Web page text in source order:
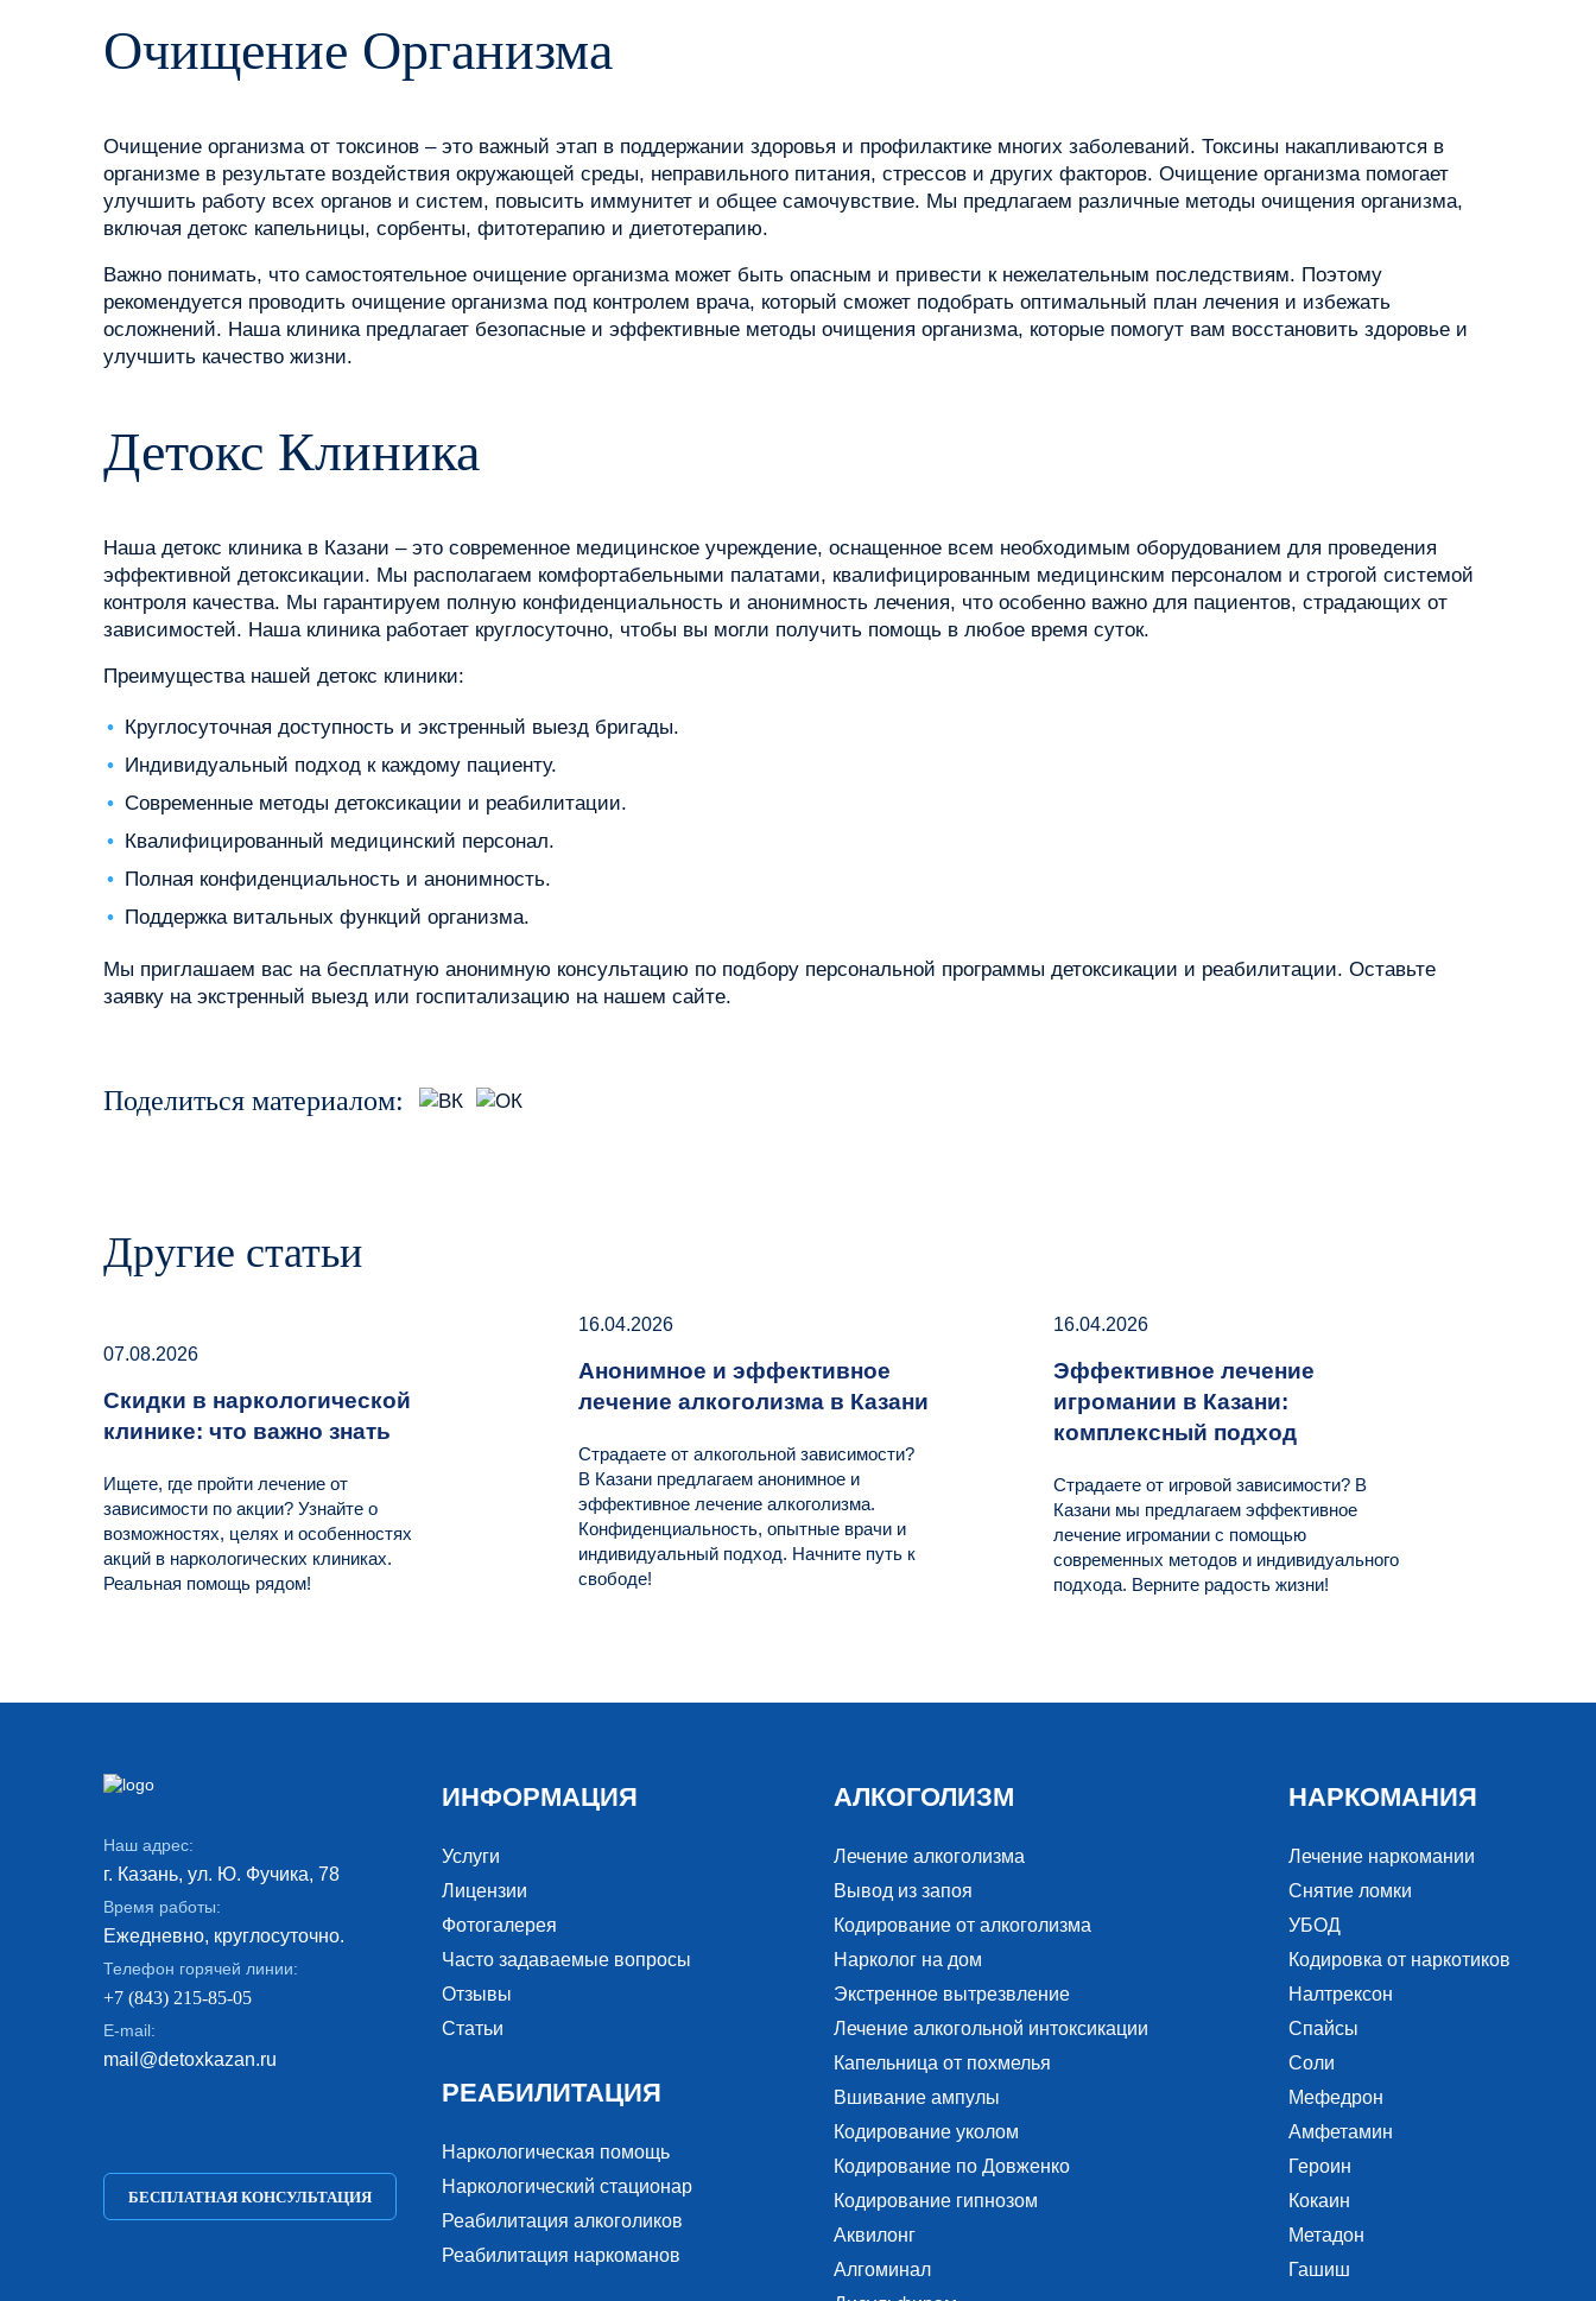
Очищение Организма
Очищение организма от токсинов – это важный этап в поддержании здоровья и профилактике многих заболеваний. Токсины накапливаются в
организме в результате воздействия окружающей среды, неправильного питания, стрессов и других факторов. Очищение организма помогает
улучшить работу всех органов и систем, повысить иммунитет и общее самочувствие. Мы предлагаем различные методы очищения организма,
включая детокс капельницы, сорбенты, фитотерапию и диетотерапию.
Важно понимать, что самостоятельное очищение организма может быть опасным и привести к нежелательным последствиям. Поэтому
рекомендуется проводить очищение организма под контролем врача, который сможет подобрать оптимальный план лечения и избежать
осложнений. Наша клиника предлагает безопасные и эффективные методы очищения организма, которые помогут вам восстановить здоровье и
улучшить качество жизни.
Детокс Клиника
Наша детокс клиника в Казани – это современное медицинское учреждение, оснащенное всем необходимым оборудованием для проведения
эффективной детоксикации. Мы располагаем комфортабельными палатами, квалифицированным медицинским персоналом и строгой системой
контроля качества. Мы гарантируем полную конфиденциальность и анонимность лечения, что особенно важно для пациентов, страдающих от
зависимостей. Наша клиника работает круглосуточно, чтобы вы могли получить помощь в любое время суток.
Преимущества нашей детокс клиники:
Круглосуточная доступность и экстренный выезд бригады.
Индивидуальный подход к каждому пациенту.
Современные методы детоксикации и реабилитации.
Квалифицированный медицинский персонал.
Полная конфиденциальность и анонимность.
Поддержка витальных функций организма.
Мы приглашаем вас на бесплатную анонимную консультацию по подбору персональной программы детоксикации и реабилитации. Оставьте
заявку на экстренный выезд или госпитализацию на нашем сайте.
Поделиться материалом:
Другие статьи
07.08.2026
Скидки в наркологической
клинике: что важно знать
Ищете, где пройти лечение от
зависимости по акции? Узнайте о
возможностях, целях и особенностях
акций в наркологических клиниках.
Реальная помощь рядом!
16.04.2026
Анонимное и эффективное
лечение алкоголизма в Казани
Страдаете от алкогольной зависимости?
В Казани предлагаем анонимное и
эффективное лечение алкоголизма.
Конфиденциальность, опытные врачи и
индивидуальный подход. Начните путь к
свободе!
16.04.2026
Эффективное лечение
игромании в Казани:
комплексный подход
Страдаете от игровой зависимости? В
Казани мы предлагаем эффективное
лечение игромании с помощью
современных методов и индивидуального
подхода. Верните радость жизни!
Наш адрес:
г. Казань, ул. Ю. Фучика, 78
Время работы:
Ежедневно, круглосуточно.
Телефон горячей линии:
+7 (843) 215-85-05
E-mail:
mail@detoxkazan.ru
БЕСПЛАТНАЯ КОНСУЛЬТАЦИЯ
ИНФОРМАЦИЯ
Услуги
Лицензии
Фотогалерея
Часто задаваемые вопросы
Отзывы
Статьи
РЕАБИЛИТАЦИЯ
Наркологическая помощь
Наркологический стационар
Реабилитация алкоголиков
Реабилитация наркоманов
АЛКОГОЛИЗМ
Лечение алкоголизма
Вывод из запоя
Кодирование от алкоголизма
Нарколог на дом
Экстренное вытрезвление
Лечение алкогольной интоксикации
Капельница от похмелья
Вшивание ампулы
Кодирование уколом
Кодирование по Довженко
Кодирование гипнозом
Аквилонг
Алгоминал
НАРКОМАНИЯ
Лечение наркомании
Снятие ломки
УБОД
Кодировка от наркотиков
Налтрексон
Спайсы
Соли
Мефедрон
Амфетамин
Героин
Кокаин
Метадон
Гашиш